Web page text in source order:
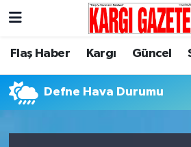
Flaş Haber Kargı Güncel
Defne Hava Durumu
Flaş Haber
Kargı
Nöbetçi Eczaneler
Hava Durumu